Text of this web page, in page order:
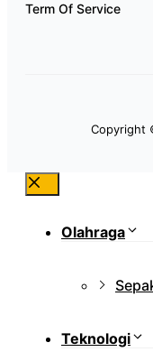
Term Of Service
Copyright
Close
Olahraga
Teknologi